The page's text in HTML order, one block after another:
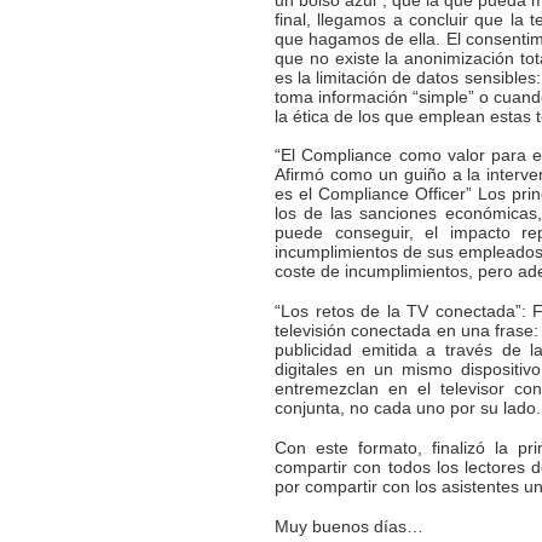
final, llegamos a concluir que la
que hagamos de ella. El
que no existe la anonimización
es la limitación de datos
toma información “simple” o
la ética de los que emplean estas
“El Compliance como valor para
Afirmó como un guiño a la
es el Compliance Officer” Los
los de las sanciones
puede conseguir, el impacto
incumplimientos de sus
coste de incumplimientos, pero
“Los retos de la TV conectada”:
televisión conectada en una
publicidad emitida a través de
digitales en un mismo
entremezclan en el televisor
conjunta, no cada uno por su lado.
Con este formato, finalizó la
compartir con todos los lectores
por compartir con los asistentes
Muy buenos días…